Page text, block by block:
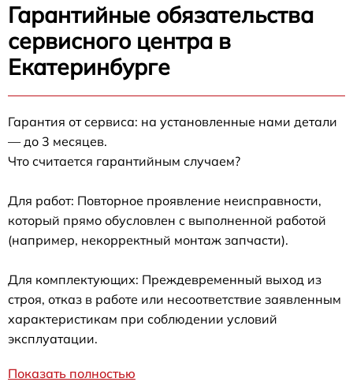
Гарантийные обязательства
сервисного центра в
Екатеринбурге
Гарантия от сервиса: на установленные нами детали
— до 3 месяцев.
Что считается гарантийным случаем?
Для работ: Повторное проявление неисправности,
который прямо обусловлен с выполненной работой
(например, некорректный монтаж запчасти).
Для комплектующих: Преждевременный выход из
строя, отказ в работе или несоответствие заявленным
характеристикам при соблюдении условий
эксплуатации.
Показать полностью